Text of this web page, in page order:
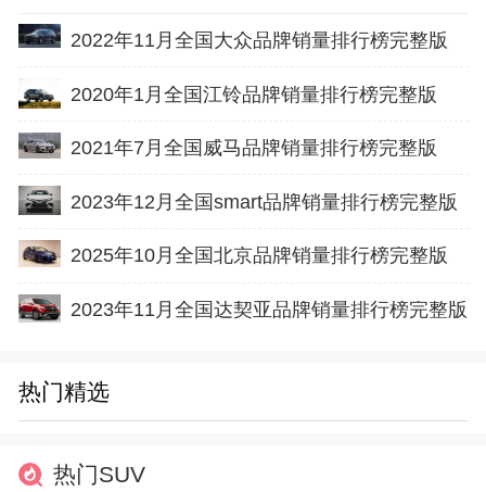
2022年11月全国大众品牌销量排行榜完整版
2020年1月全国江铃品牌销量排行榜完整版
2021年7月全国威马品牌销量排行榜完整版
2023年12月全国smart品牌销量排行榜完整版
2025年10月全国北京品牌销量排行榜完整版
2023年11月全国达契亚品牌销量排行榜完整版
热门精选
热门SUV